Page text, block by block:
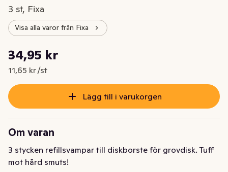
3 st, Fixa
Visa alla varor från Fixa
Nuvarande pris är: 34,95 kr
34,95 kr
11,65 kr /st
Styckpris: 11,65 kr /st
Lägg till i varukorgen
Om varan
3 stycken refillsvampar till diskborste för grovdisk. Tuff
mot hård smuts!